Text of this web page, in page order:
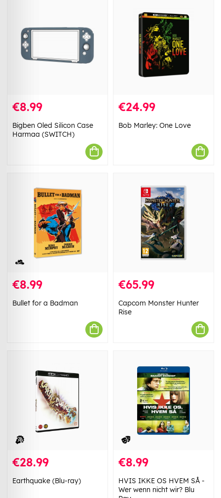
€8.99
Bigben Oled Silicon Case
Harmaa (SWITCH)
€24.99
Bob Marley: One Love
€8.99
Bullet for a Badman
€65.99
Capcom Monster Hunter
Rise
€28.99
Earthquake (Blu-ray)
€8.99
HVIS IKKE OS HVEM SÅ -
Wer wenn nicht wir? Blu